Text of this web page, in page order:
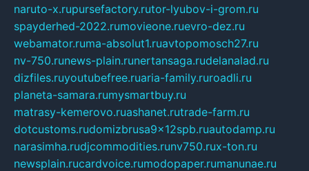
naruto-x.rupursefactory.rutor-lyubov-i-grom.ru
spayderhed-2022.rumovieone.ruevro-dez.ru
webamator.ruma-absolut1.ruavtopomosch27.ru
nv-750.runews-plain.runertansaga.rudelanalad.ru
dizfiles.ruyoutubefree.ruaria-family.ruroadli.ru
planeta-samara.rumysmartbuy.ru
matrasy-kemerovo.ruashanet.rutrade-farm.ru
dotcustoms.rudomizbrusa9x12spb.ruautodamp.ru
narasimha.rudjcommodities.runv750.rux-ton.ru
newsplain.rucardvoice.rumodopaper.rumanunae.ru